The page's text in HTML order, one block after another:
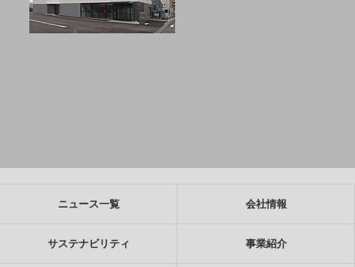
ニュース一覧 会社情報
サステナビリティ 事業紹介